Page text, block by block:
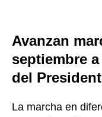
Avanzan
septiembre
del
La marcha en